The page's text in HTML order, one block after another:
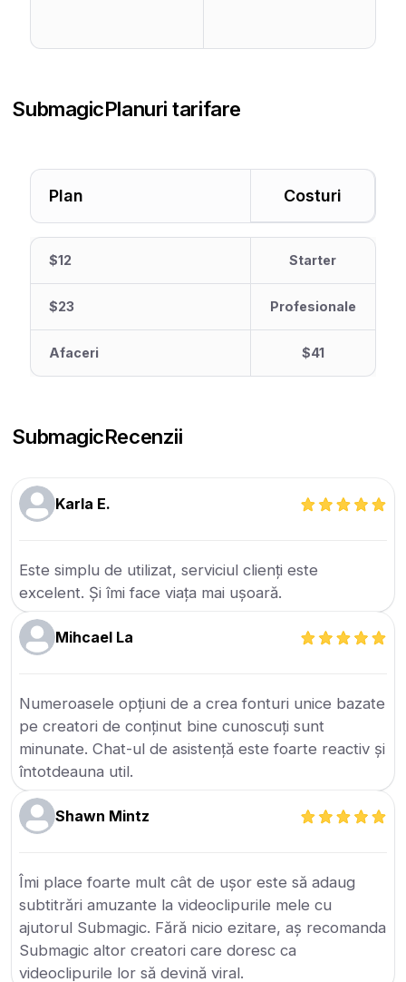
SubmagicPlanuri tarifare
Plan Costuri
$12 Starter
$23 Profesionale
Afaceri $41
SubmagicRecenzii
Karla E.
Este simplu de utilizat, serviciul clienți este
excelent. Și îmi face viața mai ușoară.
Mihcael La
Numeroasele opțiuni de a crea fonturi unice bazate
pe creatori de conținut bine cunoscuți sunt
minunate. Chat-ul de asistență este foarte reactiv și
întotdeauna util.
Shawn Mintz
Îmi place foarte mult cât de ușor este să adaug
subtitrări amuzante la videoclipurile mele cu
ajutorul Submagic. Fără nicio ezitare, aș recomanda
Submagic altor creatori care doresc ca
videoclipurile lor să devină viral.